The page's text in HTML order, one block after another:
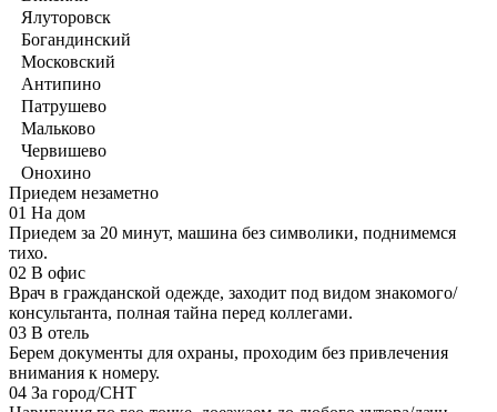
Ялуторовск
Богандинский
Московский
Антипино
Патрушево
Мальково
Червишево
Онохино
Приедем незаметно
01 На дом
Приедем за 20 минут, машина без символики, поднимемся
тихо.
02 В офис
Врач в гражданской одежде, заходит под видом знакомого/
консультанта, полная тайна перед коллегами.
03 В отель
Берем документы для охраны, проходим без привлечения
внимания к номеру.
04 За город/СНТ